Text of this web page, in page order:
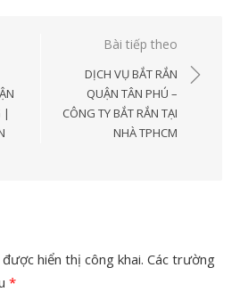
|
Bài tiếp theo
DỊCH VỤ BẮT RẮN
QUẬN TÂN PHÚ –
CÔNG TY BẮT RẮN TẠI
NHÀ TPHCM
hiển thị công khai. Các trường
*